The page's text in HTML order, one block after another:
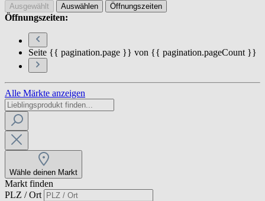
Ausgewählt Auswählen Öffnungszeiten
Öffnungszeiten:
Seite {{ pagination.page }} von {{ pagination.pageCount }}
Alle Märkte anzeigen
Wähle deinen Markt
Markt finden
PLZ / Ort